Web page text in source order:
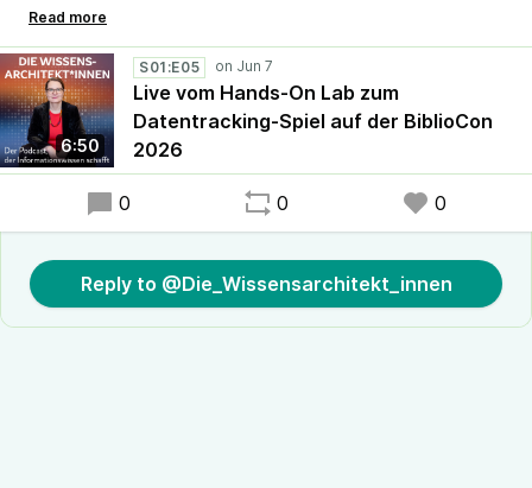
Datentracking in der Wissenschaft spielerisch
verstehen” und dem dort vorgestellten Spiel.
#Datentracking #ScienceTracking #DITit
#DUTgemacht #Informationswissenschaft
#DigitalHumanities #DigitaleSouveränität #DIT
#WissKomm #Transfer #OER
6:50
S01:E05
Live vom Hands-On Lab zum
Datentracking-Spiel auf der BiblioCon
2026
0 0 0
Reply to @Die_Wissensarchitekt_innen